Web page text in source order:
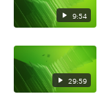
9:54
29:59